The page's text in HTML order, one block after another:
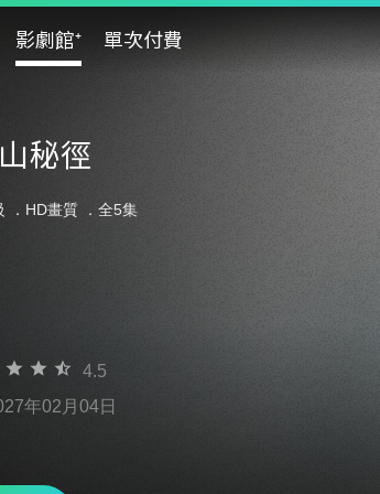
影劇館⁺ 單次付費
秘徑
．HD畫質 ．全5集
4.5
年02月04日